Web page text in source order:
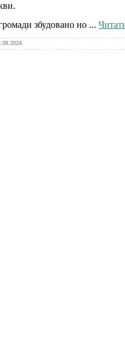
збудовано но ...